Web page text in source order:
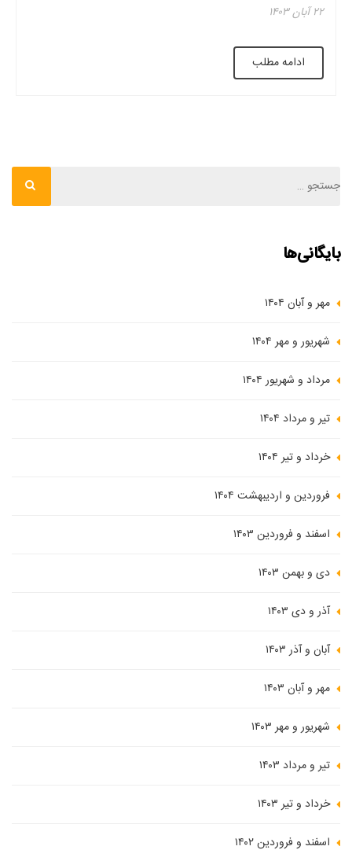
۲۲ آبان ۱۴۰۳
ادامه مطلب
بایگانی‌ها
مهر و آبان ۱۴۰۴
شهریور و مهر ۱۴۰۴
مرداد و شهریور ۱۴۰۴
تیر و مرداد ۱۴۰۴
خرداد و تیر ۱۴۰۴
فروردین و اردیبهشت ۱۴۰۴
اسفند و فروردین ۱۴۰۳
دی و بهمن ۱۴۰۳
آذر و دی ۱۴۰۳
آبان و آذر ۱۴۰۳
مهر و آبان ۱۴۰۳
شهریور و مهر ۱۴۰۳
تیر و مرداد ۱۴۰۳
خرداد و تیر ۱۴۰۳
اسفند و فروردین ۱۴۰۲